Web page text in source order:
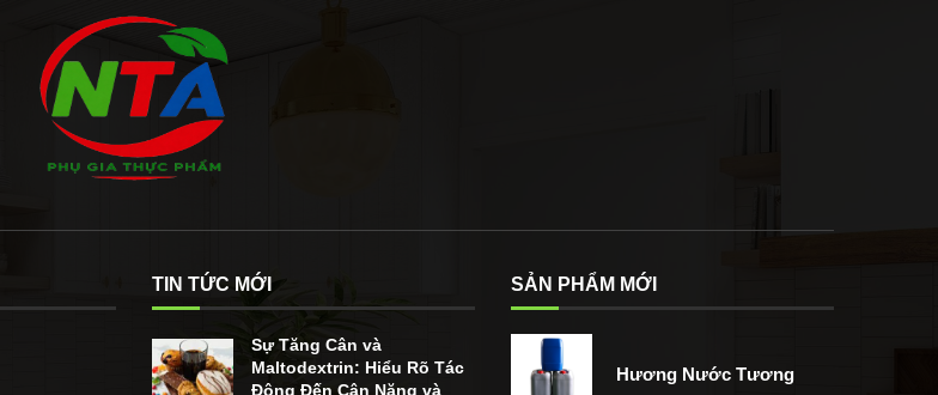
TIN TỨC MỚI
Sự Tăng Cân và
Maltodextrin: Hiểu Rõ Tác
Động Đến Cân Nặng và
SẢN PHẨM MỚI
Hương Nước Tương